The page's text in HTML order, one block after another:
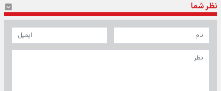
نظر شما